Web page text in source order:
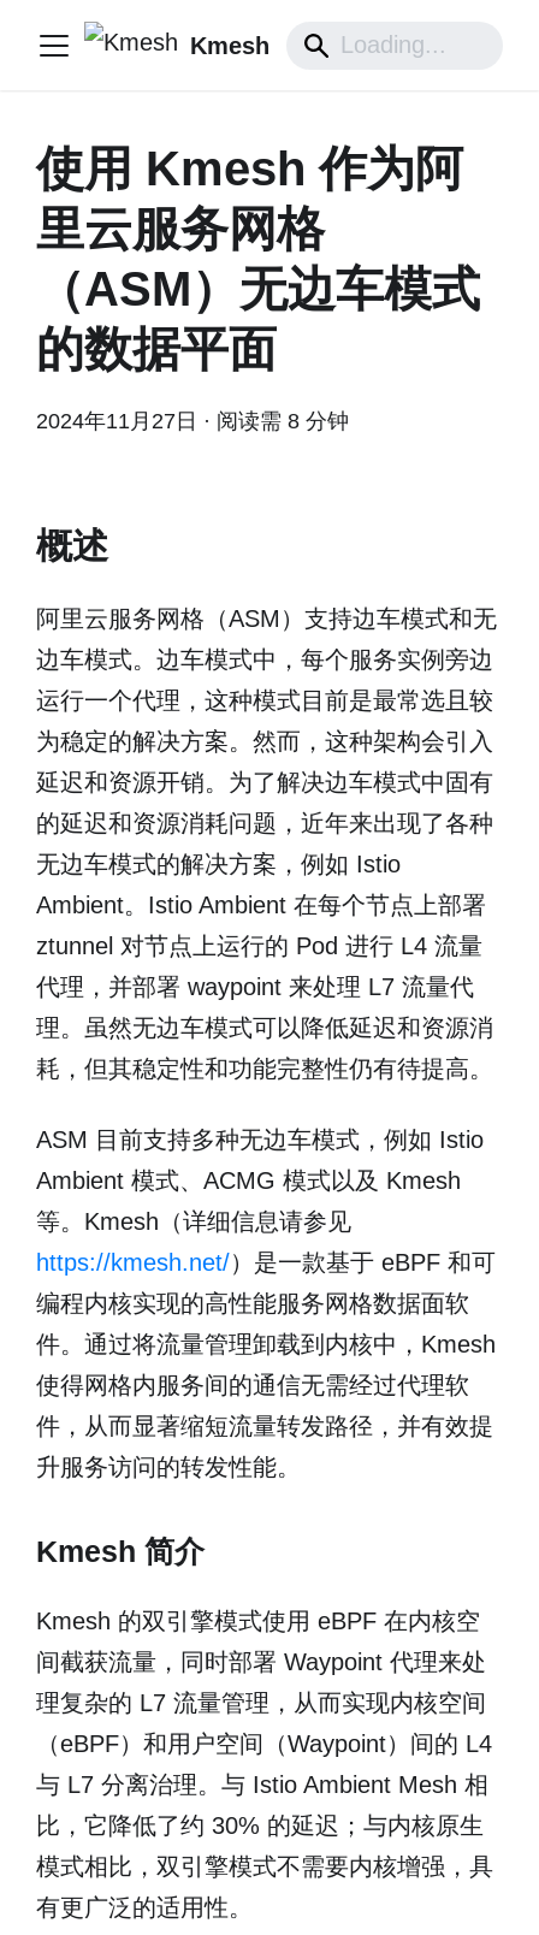
Kmesh
使用 Kmesh 作为阿
里云服务网格
（ASM）无边车模式
的数据平面
2024年11月27日 · 阅读需 8 分钟
概述
阿里云服务网格（ASM）支持边车模式和无
边车模式。边车模式中，每个服务实例旁边
运行一个代理，这种模式目前是最常选且较
为稳定的解决方案。然而，这种架构会引入
延迟和资源开销。为了解决边车模式中固有
的延迟和资源消耗问题，近年来出现了各种
无边车模式的解决方案，例如 Istio
Ambient。Istio Ambient 在每个节点上部署
ztunnel 对节点上运行的 Pod 进行 L4 流量
代理，并部署 waypoint 来处理 L7 流量代
理。虽然无边车模式可以降低延迟和资源消
耗，但其稳定性和功能完整性仍有待提高。
ASM 目前支持多种无边车模式，例如 Istio
Ambient 模式、ACMG 模式以及 Kmesh
等。Kmesh（详细信息请参见
https://kmesh.net/）是一款基于 eBPF 和可
编程内核实现的高性能服务网格数据面软
件。通过将流量管理卸载到内核中，Kmesh
使得网格内服务间的通信无需经过代理软
件，从而显著缩短流量转发路径，并有效提
升服务访问的转发性能。
Kmesh 简介
Kmesh 的双引擎模式使用 eBPF 在内核空
间截获流量，同时部署 Waypoint 代理来处
理复杂的 L7 流量管理，从而实现内核空间
（eBPF）和用户空间（Waypoint）间的 L4
与 L7 分离治理。与 Istio Ambient Mesh 相
比，它降低了约 30% 的延迟；与内核原生
模式相比，双引擎模式不需要内核增强，具
有更广泛的适用性。